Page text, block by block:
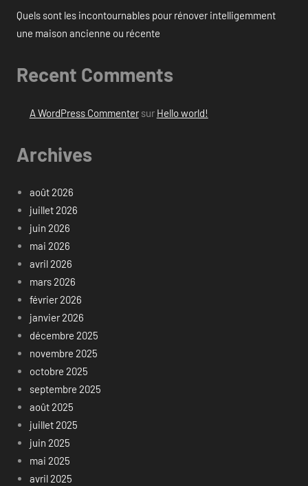
Quels sont les incontournables pour rénover intelligemment
une maison ancienne ou récente
Recent Comments
A WordPress Commentersur Hello world!
Archives
août 2026
juillet 2026
juin 2026
mai 2026
avril 2026
mars 2026
février 2026
janvier 2026
décembre 2025
novembre 2025
octobre 2025
septembre 2025
août 2025
juillet 2025
juin 2025
mai 2025
avril 2025